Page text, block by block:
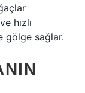
hızlı
gölge sağlar.